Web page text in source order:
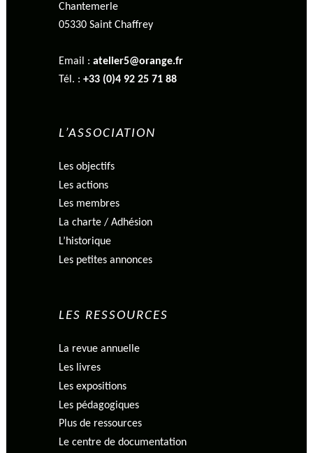
Chantemerle
05330 Saint Chaffrey
Email : atelier5@orange.fr
Tél. : +33 (0)4 92 25 71 88
L’ASSOCIATION
Les objectifs
Les actions
Les membres
La charte / Adhésion
L’historique
Les petites annonces
LES RESSOURCES
La revue annuelle
Les livres
Les expositions
Les pédagogiques
Plus de ressources
Le centre de documentation